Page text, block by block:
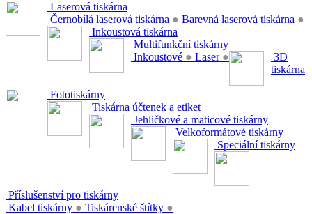
Laserová tiskárna
Černobílá laserová tiskárna ● Barevná laserová tiskárna ●
Inkoustová tiskárna
Multifunkční tiskárny
Inkoustové ● Laser ●
3D
tiskárna
Fototiskárny
Tiskárna účtenek a etiket
Jehličkové a maticové tiskárny
Velkoformátové tiskárny
Speciální tiskárny
Příslušenství pro tiskárny
Kabel tiskárny ● Tiskárenské štítky ●